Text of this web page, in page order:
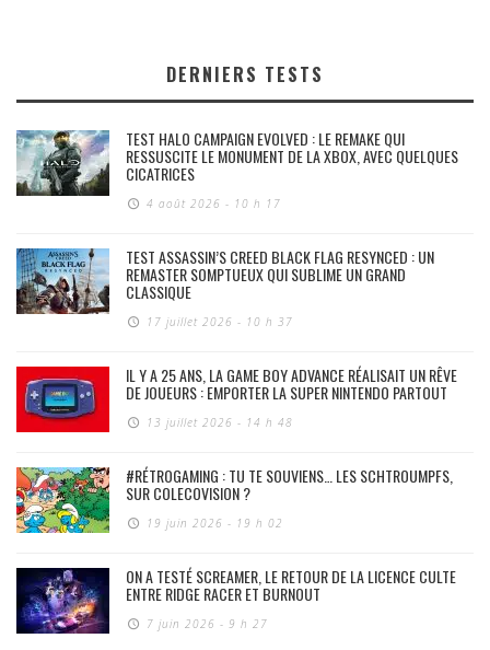
DERNIERS TESTS
TEST HALO CAMPAIGN EVOLVED : LE REMAKE QUI
RESSUSCITE LE MONUMENT DE LA XBOX, AVEC QUELQUES
CICATRICES
4 août 2026 - 10 h 17
TEST ASSASSIN’S CREED BLACK FLAG RESYNCED : UN
REMASTER SOMPTUEUX QUI SUBLIME UN GRAND
CLASSIQUE
17 juillet 2026 - 10 h 37
IL Y A 25 ANS, LA GAME BOY ADVANCE RÉALISAIT UN RÊVE
DE JOUEURS : EMPORTER LA SUPER NINTENDO PARTOUT
13 juillet 2026 - 14 h 48
#RÉTROGAMING : TU TE SOUVIENS… LES SCHTROUMPFS,
SUR COLECOVISION ?
19 juin 2026 - 19 h 02
ON A TESTÉ SCREAMER, LE RETOUR DE LA LICENCE CULTE
ENTRE RIDGE RACER ET BURNOUT
7 juin 2026 - 9 h 27